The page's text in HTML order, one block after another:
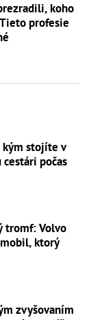
koho
profesie
kým stojíte v
počas
tromf: Volvo
ktorý
zvyšovaním